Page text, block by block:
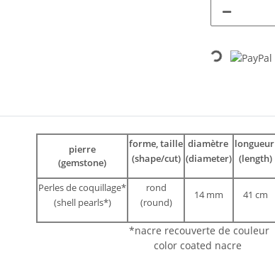
Loading...
pierre
(gemstone)
forme, taille
(shape/cut)
diamètre
(diameter)
longueur
(length)
Perles de coquillage*
(shell pearls*)
rond
(round)
14 mm 41 cm
*nacre recouverte de couleur
color coated nacre